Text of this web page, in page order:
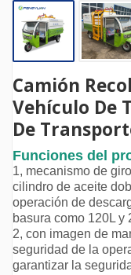
Camión
Vehículo De
De
Funciones del
1, mecanismo de
cilindro de aceite
operación de
basura como 120L y
2, con imagen de
seguridad de la
garantizar la